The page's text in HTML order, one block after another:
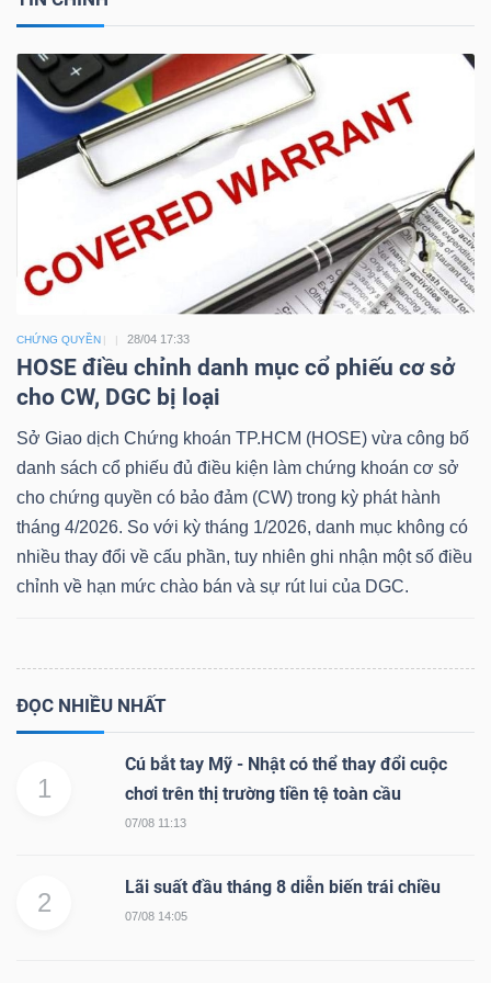
CHỨNG QUYỀN 28/04 17:33
HOSE điều chỉnh danh mục cổ phiếu cơ sở
cho CW, DGC bị loại
Sở Giao dịch Chứng khoán TP.HCM (HOSE) vừa công bố
danh sách cổ phiếu đủ điều kiện làm chứng khoán cơ sở
cho chứng quyền có bảo đảm (CW) trong kỳ phát hành
tháng 4/2026. So với kỳ tháng 1/2026, danh mục không có
nhiều thay đổi về cấu phần, tuy nhiên ghi nhận một số điều
chỉnh về hạn mức chào bán và sự rút lui của DGC.
ĐỌC NHIỀU NHẤT
1
Cú bắt tay Mỹ - Nhật có thể thay đổi cuộc
chơi trên thị trường tiền tệ toàn cầu
07/08 11:13
2
Lãi suất đầu tháng 8 diễn biến trái chiều
07/08 14:05
Công
cụ
Truyền
thông
Dữ